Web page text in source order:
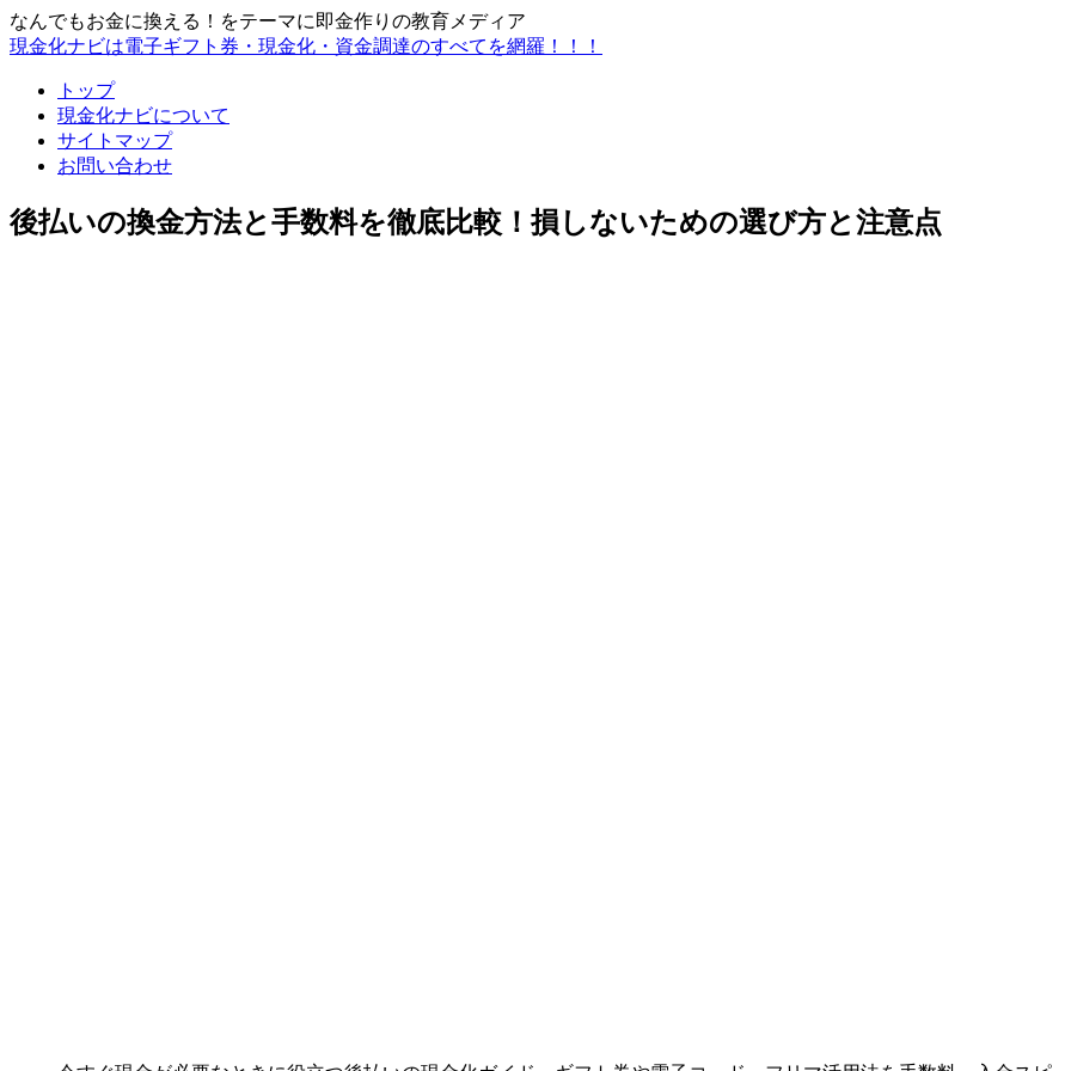
なんでもお金に換える！をテーマに即金作りの教育メディア
現金化ナビは電子ギフト券・現金化・資金調達のすべてを網羅！！！
トップ
現金化ナビについて
サイトマップ
お問い合わせ
後払いの換金方法と手数料を徹底比較！損しないための選び方と注意点